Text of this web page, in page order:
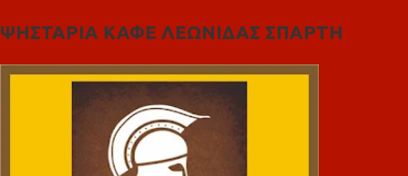
ΨΗΣΤΑΡΙΑ ΚΑΦΕ ΛΕΩΝΙΔΑΣ ΣΠΑΡΤΗ